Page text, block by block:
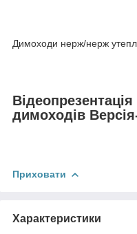
Димоходи нерж/нерж
димоходів
Приховати
Характеристики